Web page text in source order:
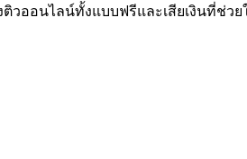
ออนไลน์ทั้งแบบฟรีและเสียเงินที่ช่วย